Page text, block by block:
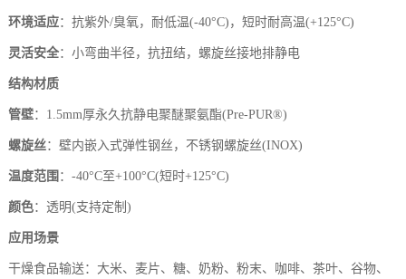
环境适应：抗紫外/臭氧，耐低温(-40°C)，短时耐高温(+125°C)
灵活安全：小弯曲半径，抗扭结，螺旋丝接地排静电
结构材质
管壁：1.5mm厚永久抗静电聚醚聚氨酯(Pre-PUR®)
螺旋丝：壁内嵌入式弹性钢丝，不锈钢螺旋丝(INOX)
温度范围 ：-40°C至+100°C(短时+125°C)
颜色：透明(支持定制)
应用场景
干燥食品输送：大米、麦片、糖、奶粉、粉末、咖啡、茶叶、谷物、